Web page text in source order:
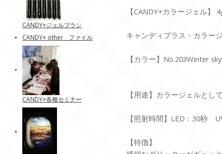
【CANDY+カラージェル】
キャンディプラス・カラー
【カラー】No.203Winter sky
【用途】カラージェルとし
【照射時間】LED：30秒
【特徴】
CANDY+ジェルブラシ
CANDY+ other ファイル
CANDY+各種セミナー